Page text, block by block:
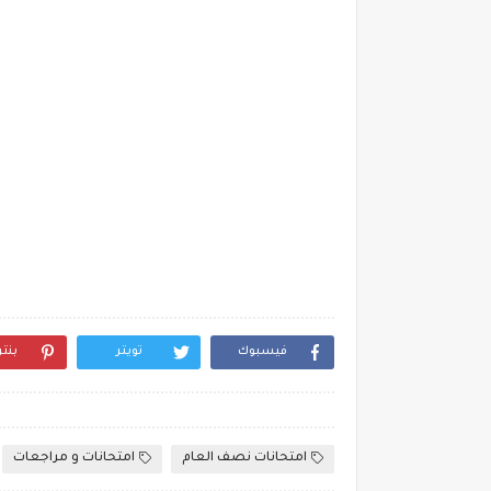
فيسبوك تويتر
امتحانات نصف العام امتحانات و مراجعات